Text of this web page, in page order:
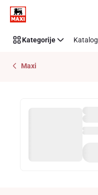
Preskoči link
Kategorije Katalog
Maxi